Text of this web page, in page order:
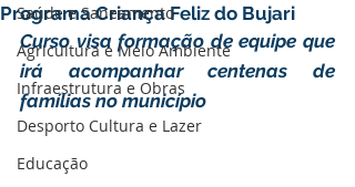
Saúde e Saneamento
Agricultura e Meio Ambiente
Infraestrutura e Obras
Desporto Cultura e Lazer
Educação
Programa Criança Feliz do Bujari
Curso visa formação de equipe que
irá acompanhar centenas de
famílias no município